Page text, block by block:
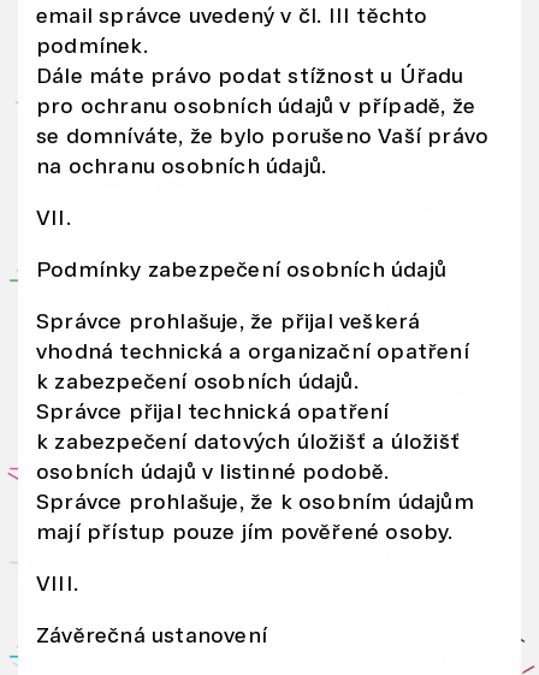
email správce uvedený v čl. III těchto
podmínek.
Dále máte právo podat stížnost u Úřadu
pro ochranu osobních údajů v případě, že
se domníváte, že bylo porušeno Vaší právo
na ochranu osobních údajů.
VII.
Podmínky zabezpečení osobních údajů
Správce prohlašuje, že přijal veškerá
vhodná technická a organizační opatření
k zabezpečení osobních údajů.
Správce přijal technická opatření
k zabezpečení datových úložišť a úložišť
osobních údajů v listinné podobě.
Správce prohlašuje, že k osobním údajům
mají přístup pouze jím pověřené osoby.
VIII.
Závěrečná ustanovení
s
d
al
ší
m
i
in
r
a
e
m
i,
kt
er
js
te